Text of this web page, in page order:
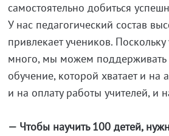
самостоятельно добиться
У нас педагогический состав
привлекает учеников.
много, мы можем поддерживать
обучение, которой хватает и
и на оплату работы учителей, и
— Чтобы научить 100 детей,